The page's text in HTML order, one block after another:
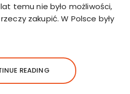
temu nie było możliwości,
zakupić. W Polsce były
READING